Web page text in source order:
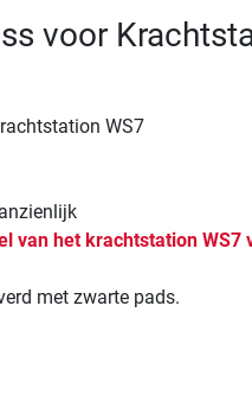
voor
WS7
van het krachtstation WS7
met zwarte pads.